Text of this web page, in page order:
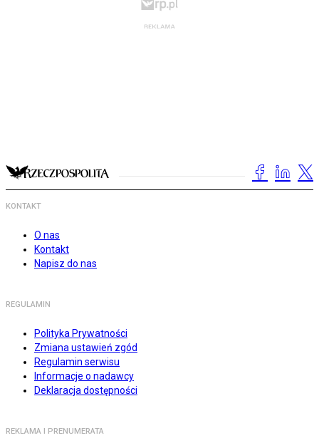
KONTAKT
O nas
Kontakt
Napisz do nas
REGULAMIN
Polityka Prywatności
Zmiana ustawień zgód
Regulamin serwisu
Informacje o nadawcy
Deklaracja dostępności
REKLAMA I PRENUMERATA